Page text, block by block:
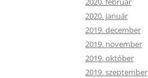
2020. január
2019. december
2019. november
2019. október
2019. szeptember